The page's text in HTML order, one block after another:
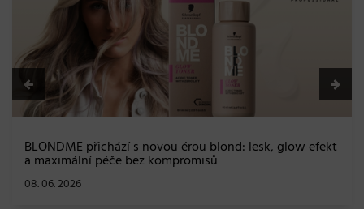
BLONDME přichází s novou érou blond: lesk, glow efekt
a maximální péče bez kompromisů
08. 06. 2026